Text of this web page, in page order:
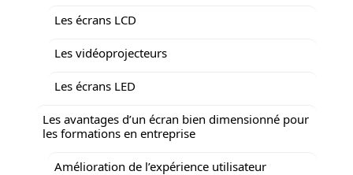
Les écrans LCD
Les vidéoprojecteurs
Les écrans LED
Les avantages d’un écran bien dimensionné pour
les formations en entreprise
Amélioration de l’expérience utilisateur